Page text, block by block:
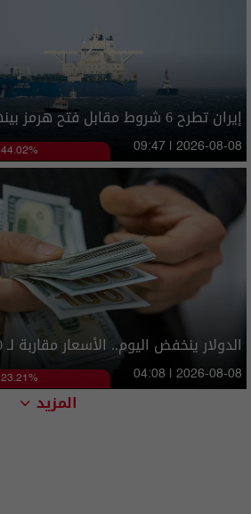
إيران تطرح 6 شروط مقابل فتح هرمز بينها تتعلق بالعراق
44.02% 09:47 | 2026-08-08
الدولار ينخفض اليوم.. الأسعار مقاربة لـ 150 الفا
23.21% 04:08 | 2026-08-08
المزيد